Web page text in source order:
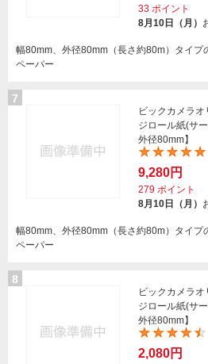
33 ポイント
8月10日（月）
幅80mm、外径80mm（長さ約80m）タイプ
ペーパー
7
ビックカメラ
ジロール紙(サ
外径80mm】
9,280円
279 ポイント
8月10日（月）
幅80mm、外径80mm（長さ約80m）タイプ
ペーパー
8
ビックカメラ
ジロール紙(サ
外径80mm】
2,080円